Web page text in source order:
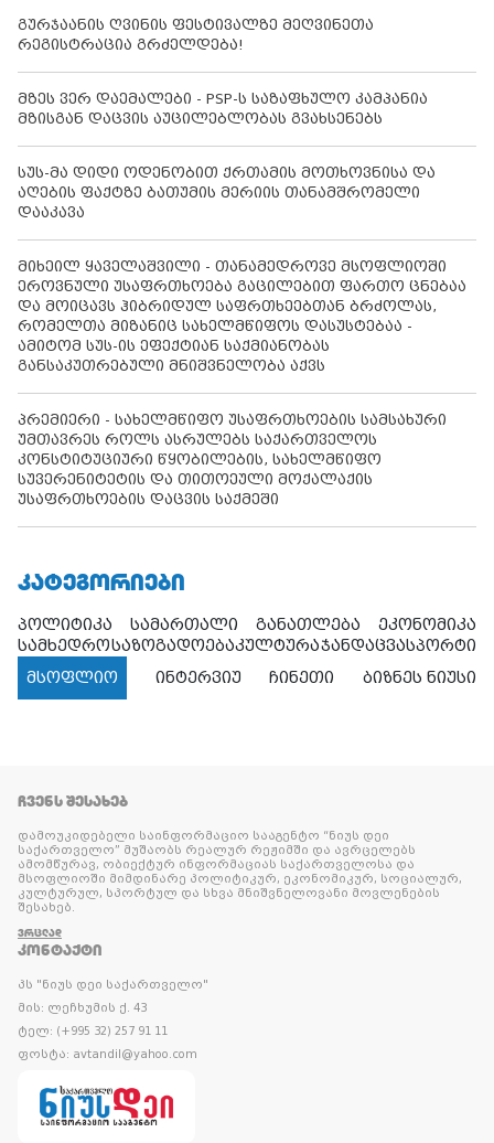
გურჯაანის ღვინის ფესტივალზე მეღვინეთა
რეგისტრაცია გრძელდება!
მზეს ვერ დაემალები - PSP-ს საზაფხულო კამპანია
მზისგან დაცვის აუცილებლობას გვახსენებს
სუს-მა დიდი ოდენობით ქრთამის მოთხოვნისა და
აღების ფაქტზე ბათუმის მერიის თანამშრომელი
დააკავა
მიხეილ ყაველაშვილი - თანამედროვე მსოფლიოში
ეროვნული უსაფრთხოება გაცილებით ფართო ცნებაა
და მოიცავს ჰიბრიდულ საფრთხეებთან ბრძოლას,
რომელთა მიზანიც სახელმწიფოს დასუსტებაა -
ამიტომ სუს-ის ეფექტიან საქმიანობას
განსაკუთრებული მნიშვნელობა აქვს
პრემიერი - სახელმწიფო უსაფრთხოების სამსახური
უმთავრეს როლს ასრულებს საქართველოს
კონსტიტუციური წყობილების, სახელმწიფო
სუვერენიტეტის და თითოეული მოქალაქის
უსაფრთხოების დაცვის საქმეში
ᲙᲐᲢᲔᲒᲝᲠᲘᲔᲑᲘ
პოლიტიკა სამართალი განათლება
ეკონომიკა
სამხედროსაზოგადოებაკულტურაჯანდაცვასპორტი
მსოფლიო
ინტერვიუ ჩინეთი ბიზნეს ნიუსი
ᲩᲕᲔᲜᲡ ᲨᲔᲡᲐᲮᲔᲑ
დამოუკიდებელი საინფორმაციო სააგენტო “ნიუს დეი
საქართველო” მუშაობს რეალურ რეჟიმში და ავრცელებს
ამომწურავ, ობიექტურ ინფორმაციას საქართველოსა და
მსოფლიოში მიმდინარე პოლიტიკურ, ეკონომიკურ, სოციალურ,
კულტურულ, სპორტულ და სხვა მნიშვნელოვანი მოვლენების
შესახებ.
ᲕᲠᲪᲚᲐᲓ
ᲙᲝᲜᲢᲐᲥᲢᲘ
პს "ნიუს დეი საქართველო"
მის: ლეჩხუმის ქ. 43
ტელ: (+995 32) 257 91 11
ფოსტა: avtandil@yahoo.com